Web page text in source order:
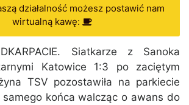
działalność możesz postawić nam
wirtualną kawę:
Siatkarze z Sanoka
Katowice 1:3 po zaciętym
TSV pozostawiła na parkiecie
końca walcząc o awans do